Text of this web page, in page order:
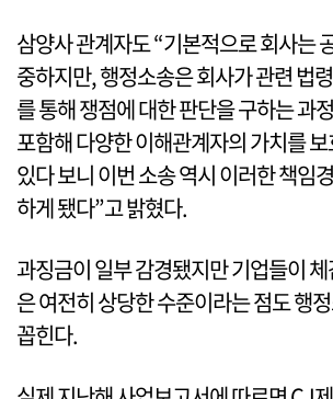
삼양사 관계자도 “기본적으로 회사는
중하지만, 행정소송은 회사가 관련 법
를 통해 쟁점에 대한 판단을 구하는 과
포함해 다양한 이해관계자의 가치를
있다 보니 이번 소송 역시 이러한 책임
하게 됐다”고 밝혔다.
과징금이 일부 감경됐지만 기업들이
은 여전히 상당한 수준이라는 점도 행
꼽힌다.